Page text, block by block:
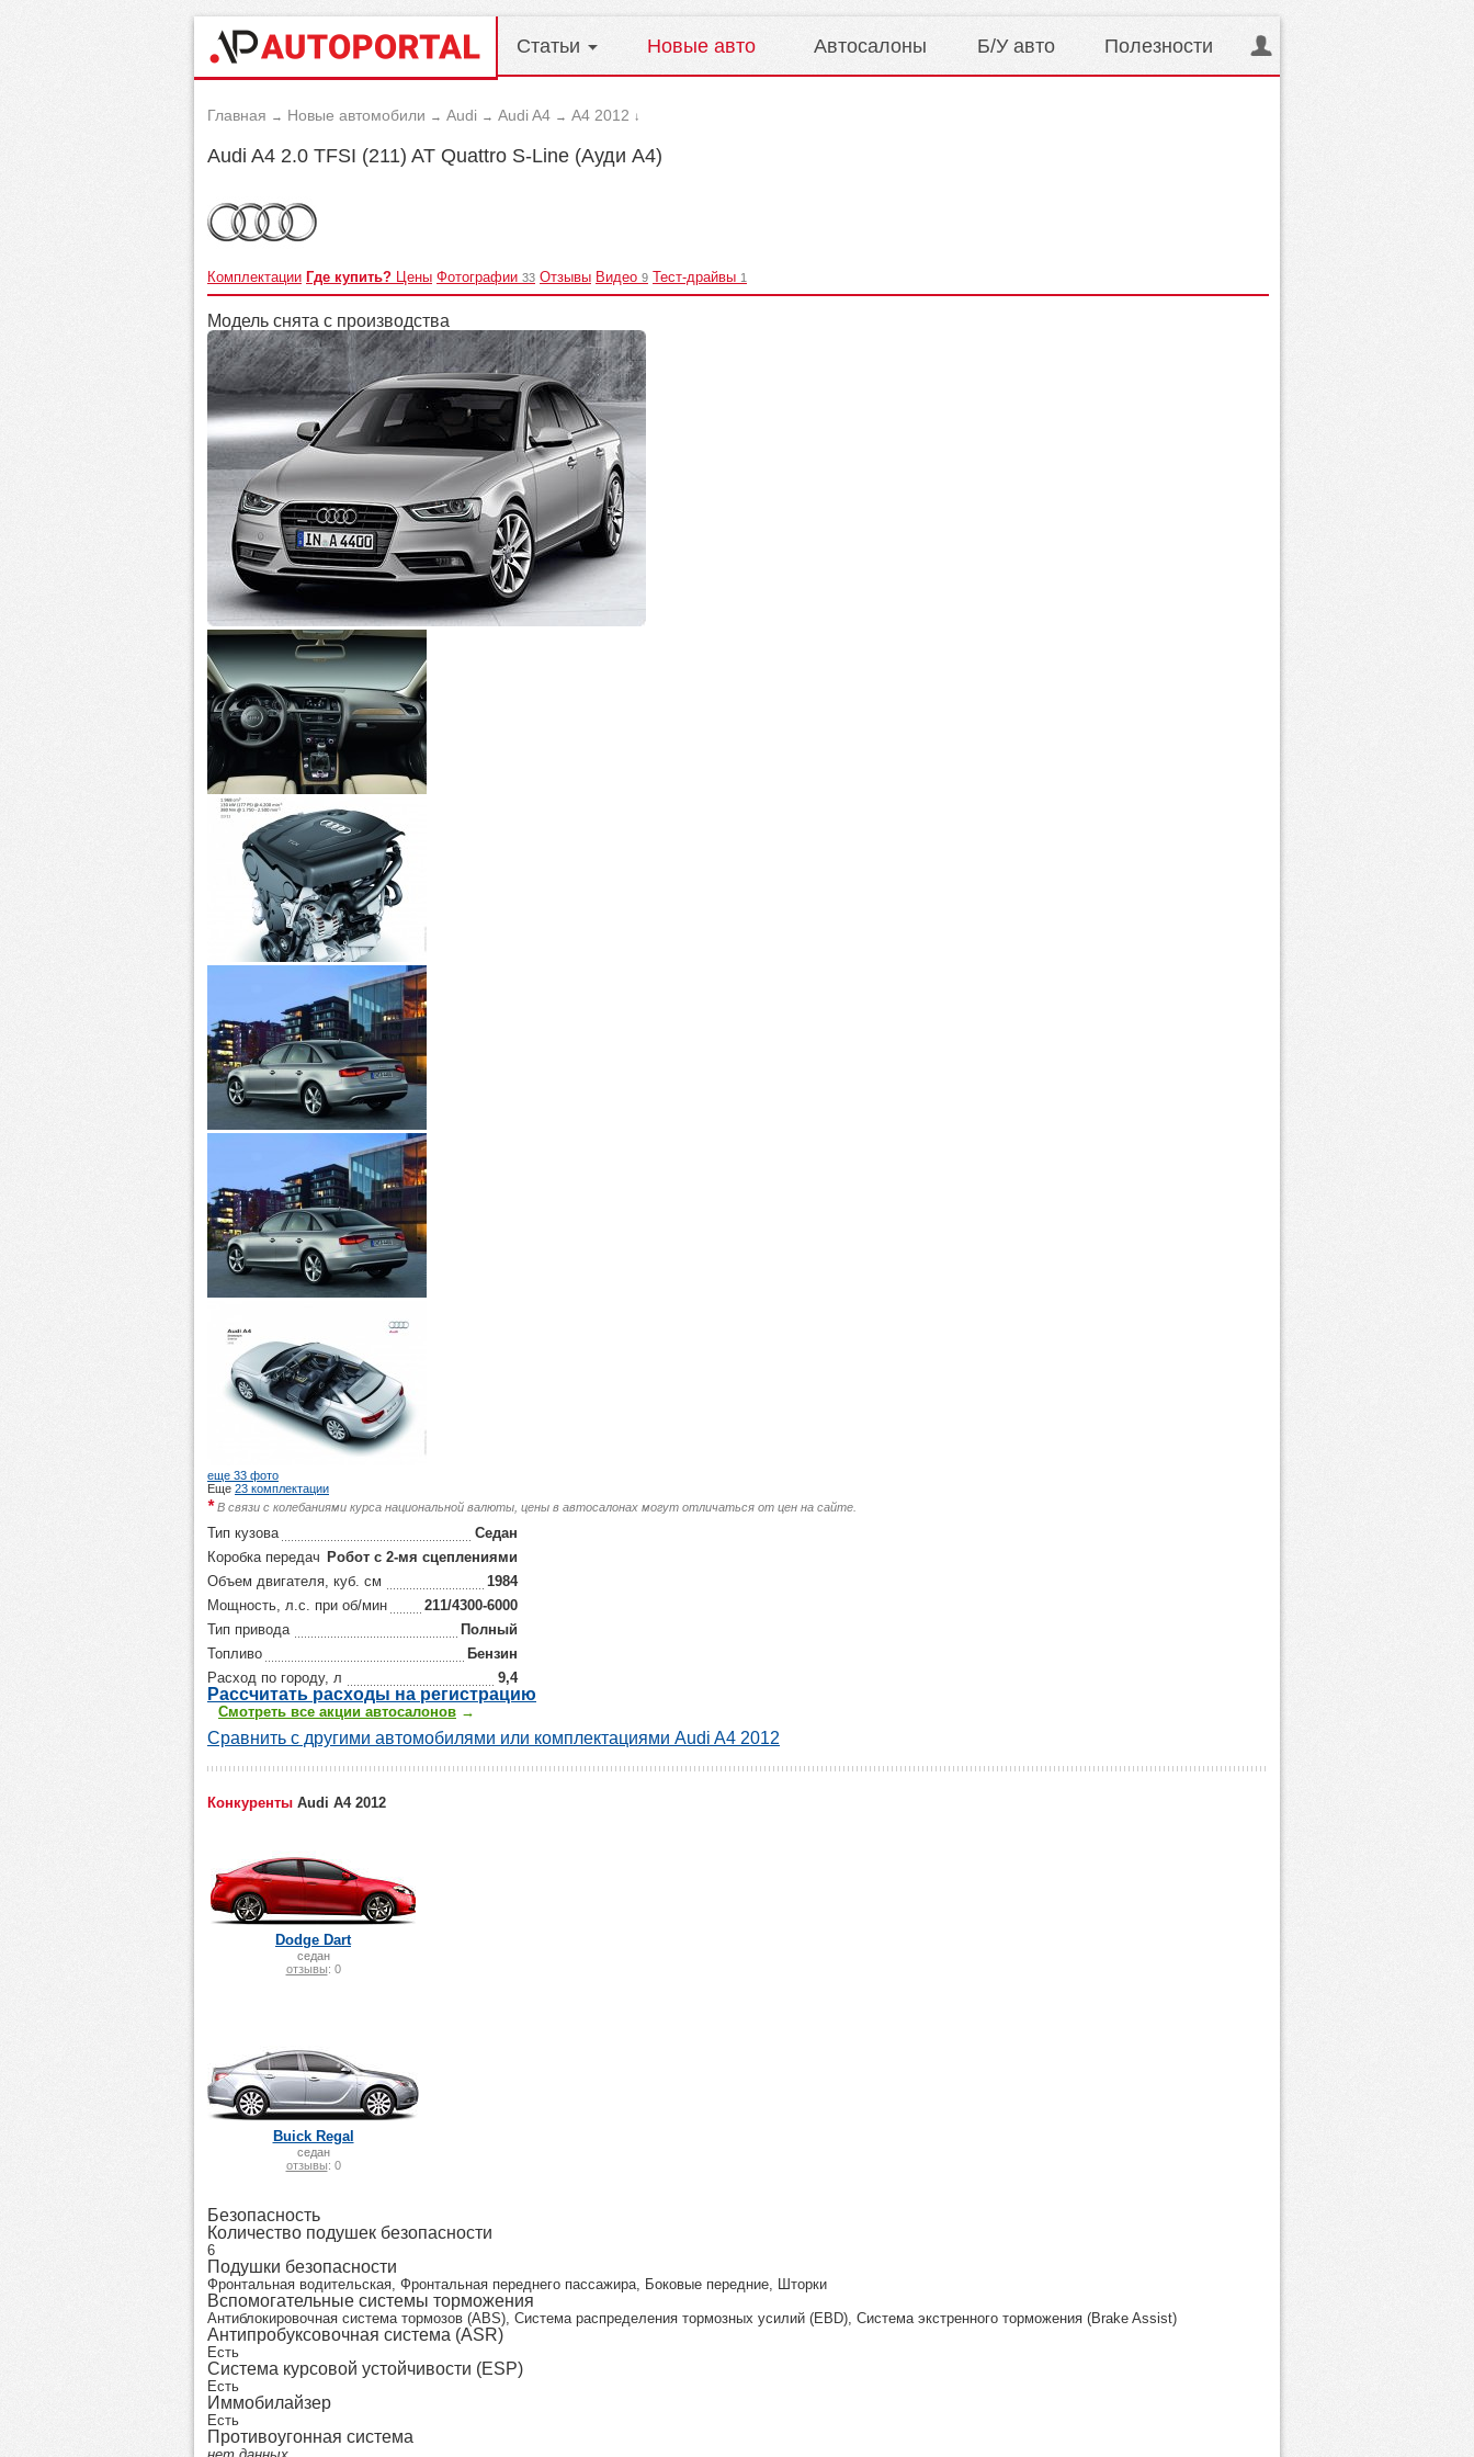
Статьи Новые авто Автосалоны Б/У авто Полезности
Главная → Новые автомобили → Audi → Audi A4 → A4 2012 ↓
Audi A4 2.0 TFSI (211) AT Quattro S-Line (Ауди А4)
Комплектации Где купить? Цены Фотографии 33 Отзывы Видео 9 Тест-драйвы 1
Модель снята с производства
еще 33 фото
Еще 23 комплектации
*В связи с колебаниями курса национальной валюты, цены в автосалонах могут отличаться от цен на сайте.
Тип кузова
Седан
Коробка передач Робот с 2-мя сцеплениями
Объем двигателя, куб. см
1984
Мощность, л.с. при об/мин
211/4300-6000
Тип привода
Полный
Топливо
Бензин
Расход по городу, л
9,4
Рассчитать расходы на регистрацию
Смотреть все акции автосалонов →
Сравнить с другими автомобилями или комплектациями Audi A4 2012
Конкуренты Audi A4 2012
Dodge Dart
седан
отзывы: 0
Buick Regal
седан
отзывы: 0
Безопасность
Количество подушек безопасности
6
Подушки безопасности
Фронтальная водительская, Фронтальная переднего пассажира, Боковые передние, Шторки
Вспомогательные системы торможения
Антиблокировочная система тормозов (ABS), Система распределения тормозных усилий (EBD), Система экстренного торможения (Brake Assist)
Антипробуксовочная система (ASR)
Есть
Система курсовой устойчивости (ESP)
Есть
Иммобилайзер
Есть
Противоугонная система